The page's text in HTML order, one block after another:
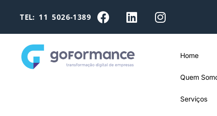
TEL: 11 5026-1389
Home
Quem
Serviços